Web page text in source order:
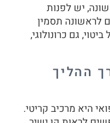
יש לפנות
לראשונה תסמין
גם כרונולוגי,
ההליך
היא מרכיב קריטי.